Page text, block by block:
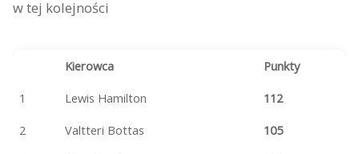
w tej kolejności
Kierowca
Punkty
1
Lewis Hamilton
112
2
Valtteri Bottas
105